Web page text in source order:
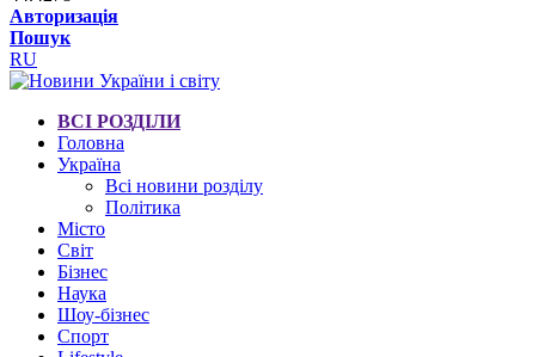
Авторизація
Пошук
RU
ВСІ РОЗДІЛИ
Головна
Україна
Всі новини розділу
Політика
Місто
Світ
Бізнес
Наука
Шоу-бізнес
Спорт